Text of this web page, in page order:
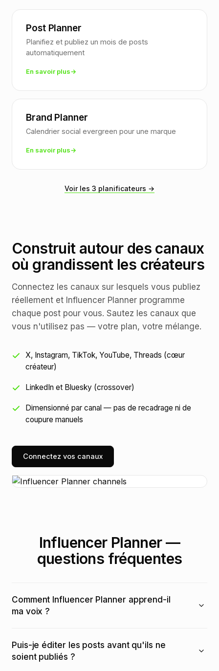
Post Planner
Planifiez et publiez un mois de posts
automatiquement
En savoir plus
Brand Planner
Calendrier social evergreen pour une marque
En savoir plus
Voir les 3 planificateurs →
Construit autour des canaux
où grandissent les créateurs
Connectez les canaux sur lesquels vous publiez
réellement et Influencer Planner programme
chaque post pour vous. Sautez les canaux que
vous n'utilisez pas — votre plan, votre mélange.
X, Instagram, TikTok, YouTube, Threads (cœur
créateur)
LinkedIn et Bluesky (crossover)
Dimensionné par canal — pas de recadrage ni de
coupure manuels
Connectez vos canaux
Influencer Planner —
questions fréquentes
Comment Influencer Planner apprend-il
ma voix ?
Puis-je éditer les posts avant qu'ils ne
soient publiés ?